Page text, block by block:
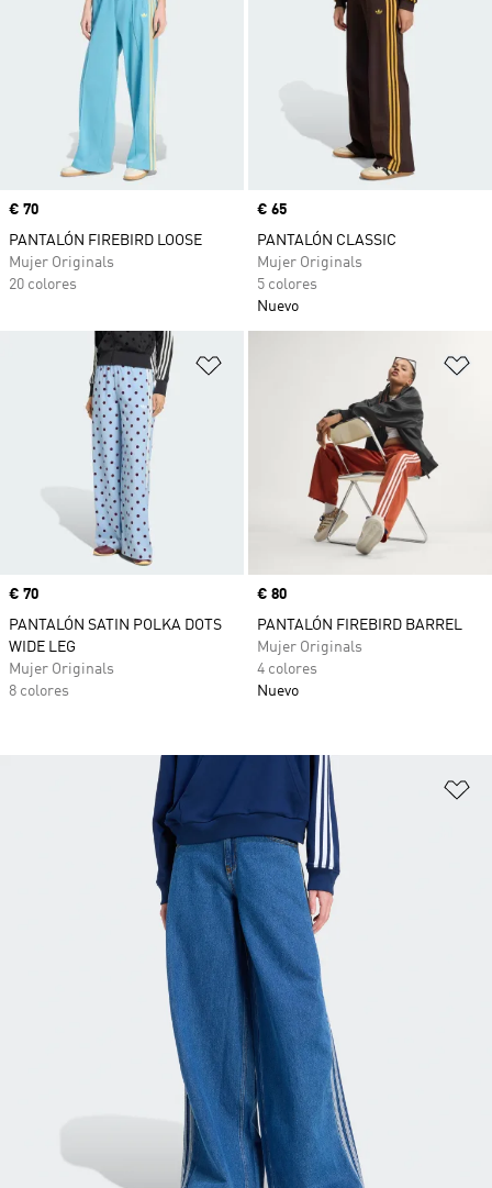
Precio
€ 70
PANTALÓN FIREBIRD LOOSE
Mujer Originals
20 colores
Precio
€ 65
PANTALÓN CLASSIC
Mujer Originals
5 colores
Nuevo
Añadir a la lista de deseos
Precio
€ 70
PANTALÓN SATIN POLKA DOTS
WIDE LEG
Mujer Originals
8 colores
Precio
€ 80
PANTALÓN FIREBIRD BARREL
Mujer Originals
4 colores
Nuevo